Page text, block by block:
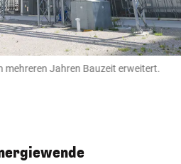
mehreren Jahren Bauzeit erweitert.